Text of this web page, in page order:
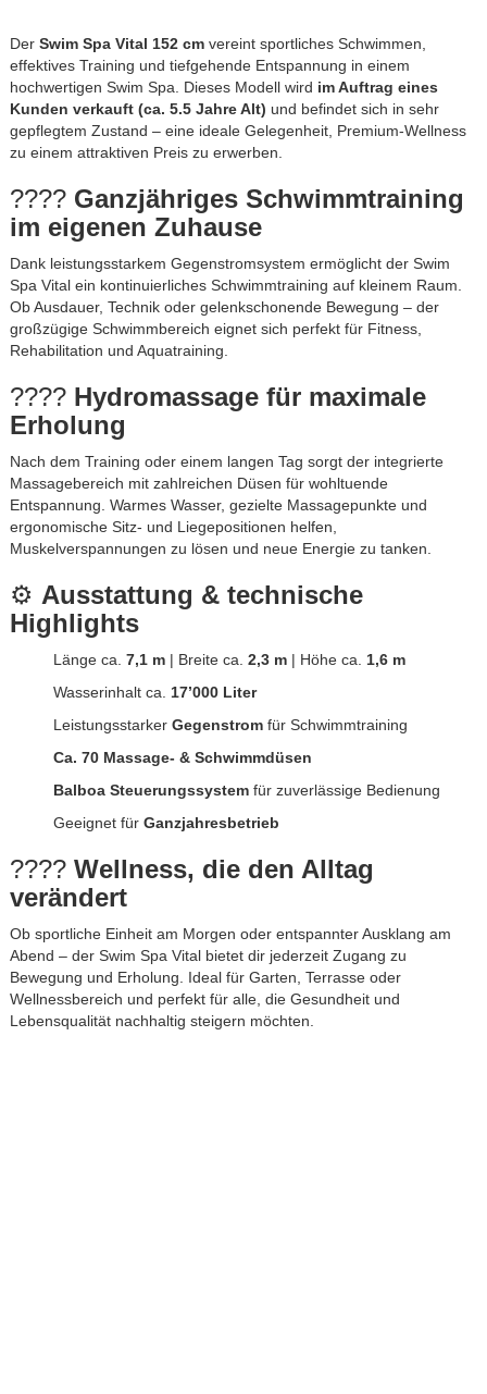
Der Swim Spa Vital 152 cmvereint sportliches Schwimmen,
effektives Training und tiefgehende Entspannung in einem
hochwertigen Swim Spa. Dieses Modell wird im Auftrag eines
Kunden verkauft (ca. 5.5 Jahre Alt) und befindet sich in sehr
gepflegtem Zustand – eine ideale Gelegenheit, Premium-Wellness
zu einem attraktiven Preis zu erwerben.
???? Ganzjähriges Schwimmtraining
im eigenen Zuhause
Dank leistungsstarkem Gegenstromsystem ermöglicht der Swim
Spa Vital ein kontinuierliches Schwimmtraining auf kleinem Raum.
Ob Ausdauer, Technik oder gelenkschonende Bewegung – der
großzügige Schwimmbereich eignet sich perfekt für Fitness,
Rehabilitation und Aquatraining.
???? Hydromassage für maximale
Erholung
Nach dem Training oder einem langen Tag sorgt der integrierte
Massagebereich mit zahlreichen Düsen für wohltuende
Entspannung. Warmes Wasser, gezielte Massagepunkte und
ergonomische Sitz- und Liegepositionen helfen,
Muskelverspannungen zu lösen und neue Energie zu tanken.
⚙️ Ausstattung & technische
Highlights
Länge ca. 7,1 m| Breite ca. 2,3 m| Höhe ca. 1,6 m
Wasserinhalt ca. 17’000 Liter
Leistungsstarker Gegenstromfür Schwimmtraining
Ca. 70 Massage- & Schwimmdüsen
Balboa Steuerungssystemfür zuverlässige Bedienung
Geeignet für Ganzjahresbetrieb
???? Wellness, die den Alltag
verändert
Ob sportliche Einheit am Morgen oder entspannter Ausklang am
Abend – der Swim Spa Vital bietet dir jederzeit Zugang zu
Bewegung und Erholung. Ideal für Garten, Terrasse oder
Wellnessbereich und perfekt für alle, die Gesundheit und
Lebensqualität nachhaltig steigern möchten.